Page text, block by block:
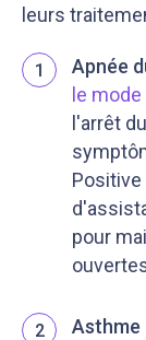
leurs
1 Apnée
le
l'arrêt
pour
2 Asthme